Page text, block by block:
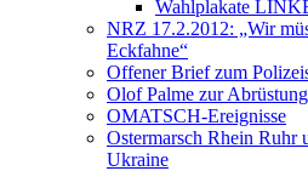
Wahlplakate
NRZ 17.2.2012: „Wir
Eckfahne“
Offener Brief zum
Olof Palme zur
OMATSCH-Ereignisse
Ostermarsch Rhein
Ukraine